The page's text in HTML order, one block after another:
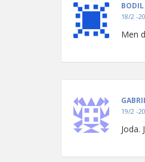
BODIL
18/2 -
Men
19/2 -
Joda.